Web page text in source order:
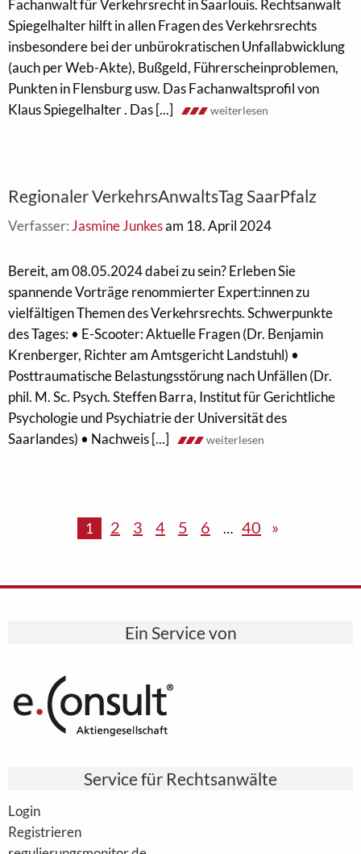
Fachanwalt für Verkehrsrecht in Saarlouis. Rechtsanwalt
Spiegelhalter hilft in allen Fragen des Verkehrsrechts
insbesondere bei der unbürokratischen Unfallabwicklung
(auch per Web-Akte), Bußgeld, Führerscheinproblemen,
Punkten in Flensburg usw. Das Fachanwaltsprofil von
Klaus Spiegelhalter . Das [...]
weiterlesen
Regionaler VerkehrsAnwaltsTag SaarPfalz
Verfasser: Jasmine Junkesam 18. April 2024
Bereit, am 08.05.2024 dabei zu sein? Erleben Sie
spannende Vorträge renommierter Expert:innen zu
vielfältigen Themen des Verkehrsrechts. Schwerpunkte
des Tages: • E-Scooter: Aktuelle Fragen (Dr. Benjamin
Krenberger, Richter am Amtsgericht Landstuhl) •
Posttraumatische Belastungsstörung nach Unfällen (Dr.
phil. M. Sc. Psych. Steffen Barra, Institut für Gerichtliche
Psychologie und Psychiatrie der Universität des
Saarlandes) • Nachweis [...]
weiterlesen
1 2 3 4 5 6 … 40 »
Ein Service von
Service für Rechtsanwälte
Login
Registrieren